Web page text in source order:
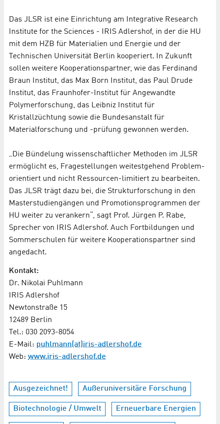
Das JLSR ist eine Einrichtung am Integrative Research
Institute for the Sciences - IRIS Adlershof, in der die HU
mit dem HZB für Materialien und Energie und der
Technischen Universität Berlin kooperiert. In Zukunft
sollen weitere Kooperationspartner, wie das Ferdinand
Braun Institut, das Max Born Institut, das Paul Drude
Institut, das Fraunhofer-Institut für Angewandte
Polymerforschung, das Leibniz Institut für
Kristallzüchtung sowie die Bundesanstalt für
Materialforschung und -prüfung gewonnen werden.
„Die Bündelung wissenschaftlicher Methoden im JLSR
ermöglicht es, Fragestellungen weitestgehend Problem-
orientiert und nicht Ressourcen-limitiert zu bearbeiten.
Das JLSR trägt dazu bei, die Strukturforschung in den
Masterstudiengängen und Promotionsprogrammen der
HU weiter zu verankern“, sagt Prof. Jürgen P. Rabe,
Sprecher von IRIS Adlershof. Auch Fortbildungen und
Sommerschulen für weitere Kooperationspartner sind
angedacht.
Kontakt:
Dr. Nikolai Puhlmann
IRIS Adlershof
Newtonstraße 15
12489 Berlin
Tel.: 030 2093-8054
E-Mail: puhlmann(at)iris-adlershof.de
Web: www.iris-adlershof.de
Ausgezeichnet! Außeruniversitäre Forschung
Biotechnologie / Umwelt Erneuerbare Energien